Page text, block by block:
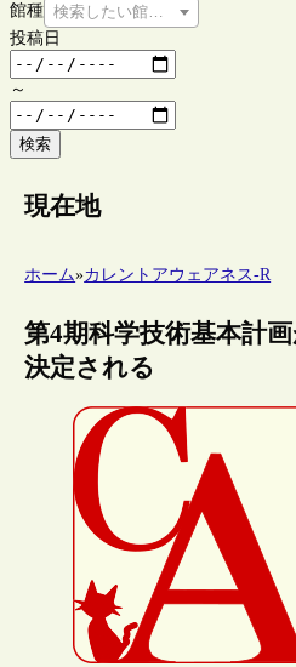
館種 検索したい館種を選択してください
投稿日
～
検索
現在地
ホーム»カレントアウェアネス-R
第4期科学技術基本計
決定される